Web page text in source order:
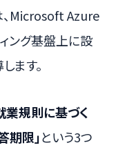
、Microsoft Azure
ング基盤上に設
ます。
業規則に基づく
期限」という3つ